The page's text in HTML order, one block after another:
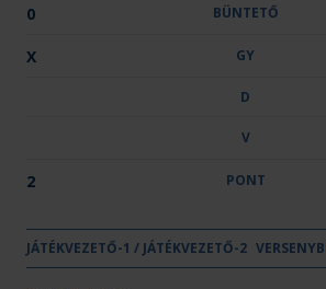
0 BÜNTETŐ
X GY
D
V
2 PONT
Csapat neve
VÉGEREDMÉNY
JÁTÉKVEZETŐ-1 / JÁTÉKVEZETŐ-2